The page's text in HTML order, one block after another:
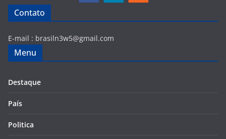
Contato
E-mail : brasiln3w5@gmail.com
Menu
Destaque
País
Politica